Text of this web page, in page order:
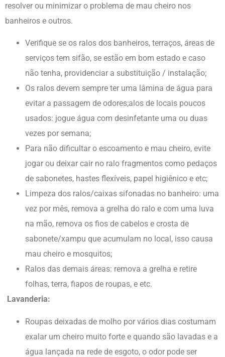
resolver ou minimizar o problema de mau cheiro nos
banheiros e outros.
Verifique se os ralos dos banheiros, terraços, áreas de
serviços tem sifão, se estão em bom estado e caso
não tenha, providenciar a substituição / instalação;
Os ralos devem sempre ter uma lâmina de água para
evitar a passagem de odores;alos de locais poucos
usados: jogue água com desinfetante uma ou duas
vezes por semana;
Para não dificultar o escoamento e mau cheiro, evite
jogar ou deixar cair no ralo fragmentos como pedaços
de sabonetes, hastes flexíveis, papel higiênico e etc;
Limpeza dos ralos/caixas sifonadas no banheiro: uma
vez por mês, remova a grelha do ralo e com uma luva
na mão, remova os fios de cabelos e crosta de
sabonete/xampu que acumulam no local, isso causa
mau cheiro e mosquitos;
Ralos das demais áreas: remova a grelha e retire
folhas, terra, fiapos de roupas, e etc.
Lavanderia:
Roupas deixadas de molho por vários dias costumam
exalar um cheiro muito forte e quando são lavadas e a
água lançada na rede de esgoto, o odor pode ser